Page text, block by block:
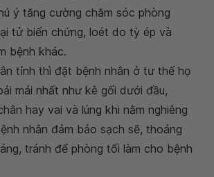
ý tăng cường chăm sóc phòng
tử biến chứng, loét do tỳ ép và
bệnh khác.
tỉnh thì đặt bệnh nhân ở tư thế họ
mái nhất như kê gối dưới đầu,
hay vai và lúng khi nằm nghiêng
nhân đảm bảo sạch sẽ, thoáng
tránh để phòng tối làm cho bệnh